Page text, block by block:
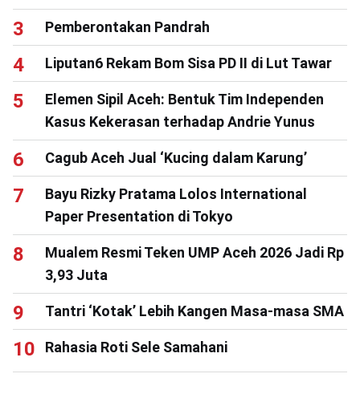
Pemberontakan Pandrah
Liputan6 Rekam Bom Sisa PD II di Lut Tawar
Elemen Sipil Aceh: Bentuk Tim Independen
Kasus Kekerasan terhadap Andrie Yunus
Cagub Aceh Jual ‘Kucing dalam Karung’
Bayu Rizky Pratama Lolos International
Paper Presentation di Tokyo
Mualem Resmi Teken UMP Aceh 2026 Jadi Rp
3,93 Juta
Tantri ‘Kotak’ Lebih Kangen Masa-masa SMA
Rahasia Roti Sele Samahani